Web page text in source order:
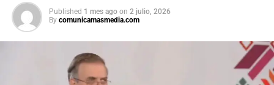
Published 1 mes ago on 2 julio, 2026
By comunicamasmedia.com